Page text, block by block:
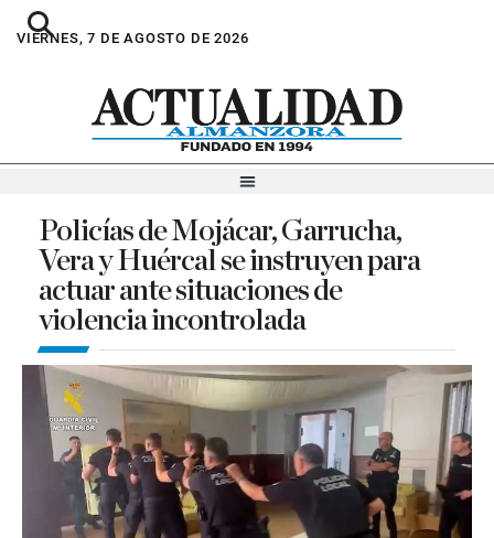
VIERNES, 7 DE AGOSTO DE 2026
Policías de Mojácar, Garrucha,
Vera y Huércal se instruyen para
actuar ante situaciones de
violencia incontrolada